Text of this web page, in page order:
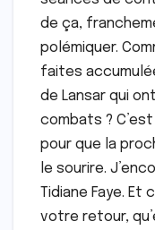
de ça,
polémiquer.
faites
de Lansar qui
combats ?
pour que la
le sourire.
Tidiane Faye. Et
votre retour,